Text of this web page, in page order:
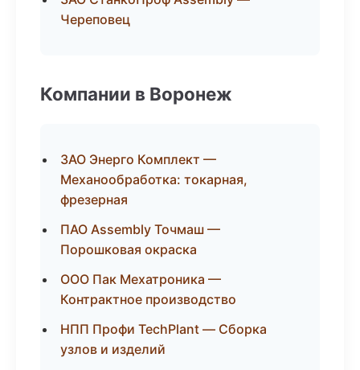
Череповец
Компании в Воронеж
ЗАО Энерго Комплект —
Механообработка: токарная,
фрезерная
ПАО Assembly Точмаш —
Порошковая окраска
ООО Пак Мехатроника —
Контрактное производство
НПП Профи TechPlant — Сборка
узлов и изделий